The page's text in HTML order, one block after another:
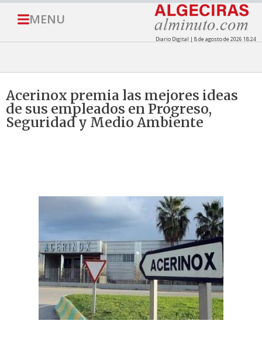
MENU
Diario Digital | 8 de agosto de 2026 18:24
Acerinox premia las mejores ideas
de sus empleados en Progreso,
Seguridad y Medio Ambiente